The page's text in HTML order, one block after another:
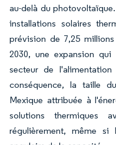
au-delà du
installations solaires
prévision de 7,25
2030, une expansion
secteur de
conséquence, la taille
Mexique attribuée à
solutions thermiques
régulièrement, même